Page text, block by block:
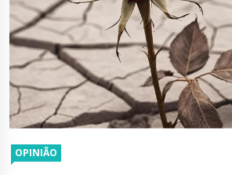
OPINIÃO